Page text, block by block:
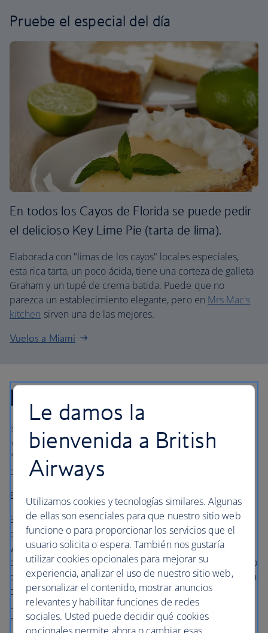
Pruebe el especial del día
En todos los Cayos de Florida se puede pedir
el delicioso Key Lime Pie (tarta de lima).
Elaborada con "limas de los cayos" locales especiales,
esta rica tarta, un poco ácida, tiene una corteza de galleta
Graham y un tupé de crema batida. Puede que no
parezca un establecimiento elegante, pero en Mrs Mac's
kitchen sirven una de las mejores.
Vuelos a Miami
Islamorada
Islamorada se encuentra justo después de Key Largo, en
los denominados "Upper Keys". Haga una parada en este
"pueblo de islas", disfrute de sus maravillosas playas y
dese un chapuzón en sus aguas tropicales.
Estancia
Si ha descartado visitar los Cayos por considerarlos
demasiado kitsch, Casa Morada le hará pensárselo dos
veces. Esta propiedad de suites solo para adultos es de
categoría. Los huéspedes disfrutan de su propio laberinto
de habitaciones frescas y tranquilas. Algunas suites tienen
duchas al aire libre. Para compensar la falta de playa, hay
una piscina de agua dulce con un increíble bar junto a la
misma y su propio mini-cayo.
Le damos la
bienvenida a British
Airways
Utilizamos cookies y tecnologías similares. Algunas
de ellas son esenciales para que nuestro sitio web
funcione o para proporcionar los servicios que el
usuario solicita o espera. También nos gustaría
utilizar cookies opcionales para mejorar su
experiencia, analizar el uso de nuestro sitio web,
personalizar el contenido, mostrar anuncios
relevantes y habilitar funciones de redes
sociales. Usted puede decidir qué cookies
opcionales permite ahora o cambiar esas